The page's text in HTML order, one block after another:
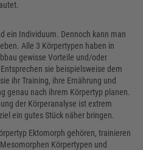
ein Individuum. Dennoch kann man
Alle 3 Körpertypen haben in
gewisse Vorteile und/oder
sie beispielsweise dem
ihr Training, ihre Ernährung und
genau nach ihrem Körpertyp planen.
der Körperanalyse ist extrem
ein gutes Stück näher bringen.
Ektomorph gehören, trainieren
Körpertypen und